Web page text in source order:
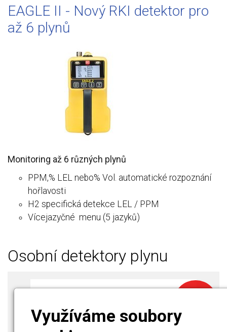
EAGLE II - Nový RKI detektor pro
až 6 plynů
Monitoring až 6 různých plynů
PPM,% LEL nebo% Vol. automatické rozpoznání
hořlavosti
H2 specifická detekce LEL / PPM
Vícejazyčné menu (5 jazyků)
Osobní detektory plynu
Využíváme soubory